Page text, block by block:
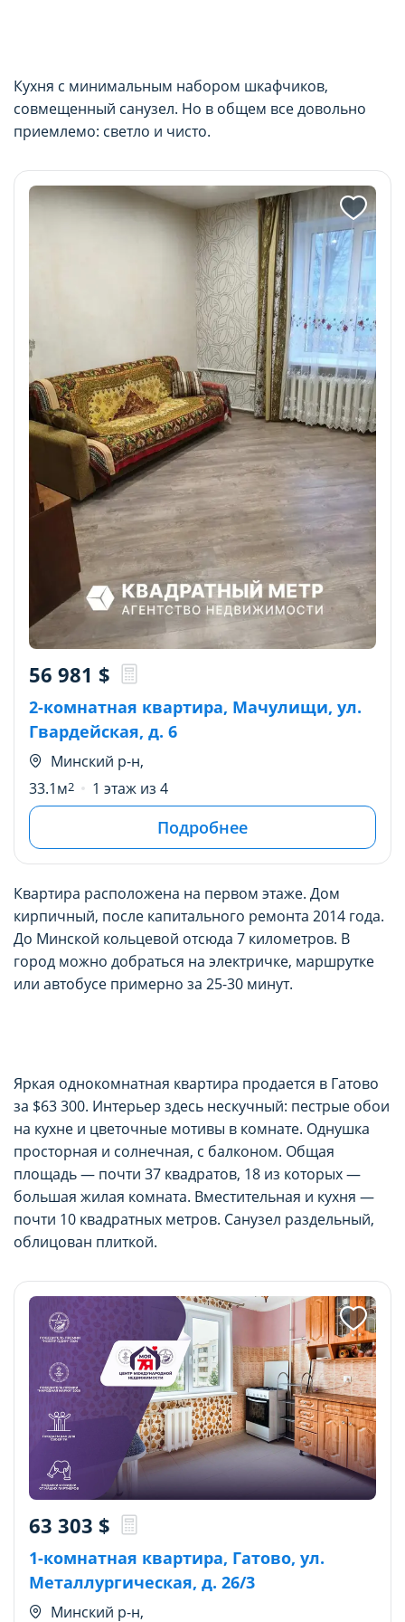
Кухня с минимальным набором шкафчиков,
совмещенный санузел. Но в общем все довольно
приемлемо: светло и чисто.
2-комнатная квартира, Мачулищи, ул.
Гвардейская, д. 6
Минский р-н,
56 981 $
33.1м2 1 этаж из 4
Подробнее
Квартира расположена на первом этаже. Дом
кирпичный, после капитального ремонта 2014 года.
До Минской кольцевой отсюда 7 километров. В
город можно добраться на электричке, маршрутке
или автобусе примерно за 25-30 минут.
Яркая однокомнатная квартира продается в Гатово
за $63 300. Интерьер здесь нескучный: пестрые обои
на кухне и цветочные мотивы в комнате. Однушка
просторная и солнечная, с балконом. Общая
площадь — почти 37 квадратов, 18 из которых —
большая жилая комната. Вместительная и кухня —
почти 10 квадратных метров. Санузел раздельный,
облицован плиткой.
1-комнатная квартира, Гатово, ул.
Металлургическая, д. 26/3
Минский р-н,
63 303 $